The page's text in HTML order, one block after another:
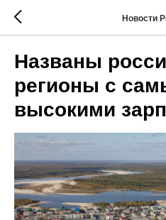
Новости
Названы
регионы с
высокими